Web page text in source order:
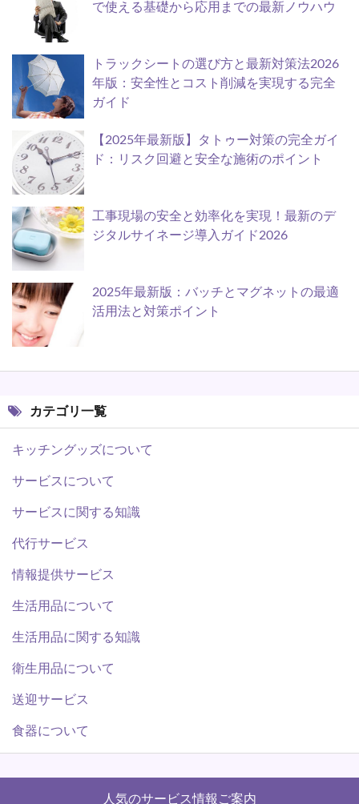
で使える基礎から応用までの最新ノウハウ
トラックシートの選び方と最新対策法2026
年版：安全性とコスト削減を実現する完全
ガイド
【2025年最新版】タトゥー対策の完全ガイ
ド：リスク回避と安全な施術のポイント
工事現場の安全と効率化を実現！最新のデ
ジタルサイネージ導入ガイド2026
2025年最新版：バッチとマグネットの最適
活用法と対策ポイント
カテゴリ一覧
キッチングッズについて
サービスについて
サービスに関する知識
代行サービス
情報提供サービス
生活用品について
生活用品に関する知識
衛生用品について
送迎サービス
食器について
人気のサービス情報ご案内